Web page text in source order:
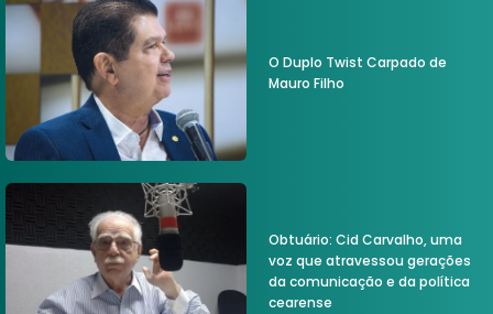
O Duplo Twist Carpado de
Mauro Filho
Obtuário: Cid Carvalho, uma
voz que atravessou gerações
da comunicação e da política
cearense